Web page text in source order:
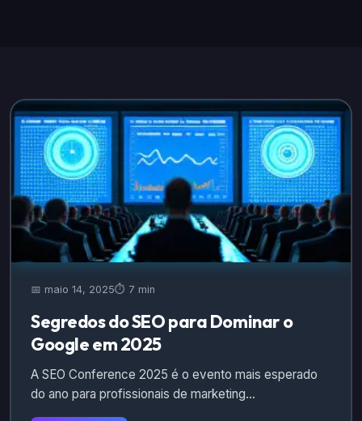
📅 maio 14, 2025⏱️ 7 min
Segredos do SEO para Dominar o
Google em 2025
A SEO Conference 2025 é o evento mais esperado
do ano para profissionais de marketing…